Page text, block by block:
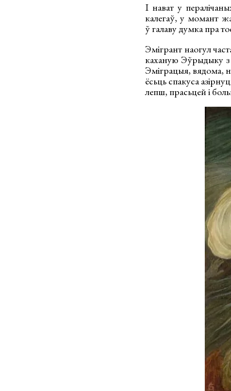
І нават у
калегаў, у момант
ў галаву думка пра
Эмігрант наогул
каханую Эўрыдыку з
Эміграцыя, вядома,
ёсьць спакуса
лепш, прасьцей і